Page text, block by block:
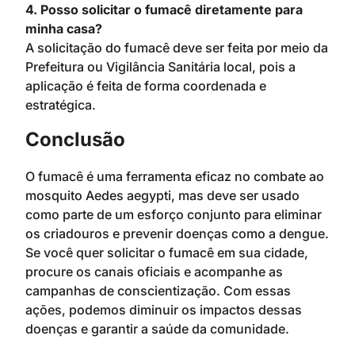
4. Posso solicitar o fumacê diretamente para
minha casa?
A solicitação do fumacê deve ser feita por meio da
Prefeitura ou Vigilância Sanitária local, pois a
aplicação é feita de forma coordenada e
estratégica.
Conclusão
O fumacê é uma ferramenta eficaz no combate ao
mosquito Aedes aegypti, mas deve ser usado
como parte de um esforço conjunto para eliminar
os criadouros e prevenir doenças como a dengue.
Se você quer solicitar o fumacê em sua cidade,
procure os canais oficiais e acompanhe as
campanhas de conscientização. Com essas
ações, podemos diminuir os impactos dessas
doenças e garantir a saúde da comunidade.